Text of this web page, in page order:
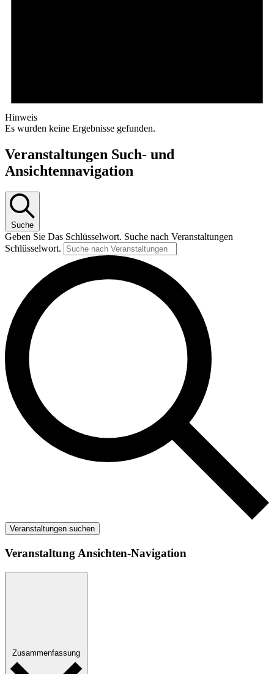
Hinweis
Es wurden keine Ergebnisse gefunden.
Veranstaltungen Such- und
Ansichtennavigation
Suche
Geben Sie Das Schlüsselwort. Suche nach Veranstaltungen
Schlüsselwort.
Veranstaltungen suchen
Veranstaltung Ansichten-Navigation
Zusammenfassung